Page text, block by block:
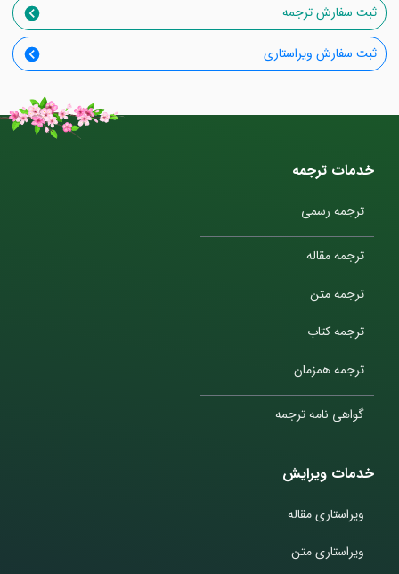
ثبت سفارش ترجمه
ثبت سفارش ویراستاری
خدمات ترجمه
ترجمه رسمی
ترجمه مقاله
ترجمه متن
ترجمه کتاب
ترجمه همزمان
گواهی نامه ترجمه
خدمات ویرایش
ویراستاری مقاله
ویراستاری متن